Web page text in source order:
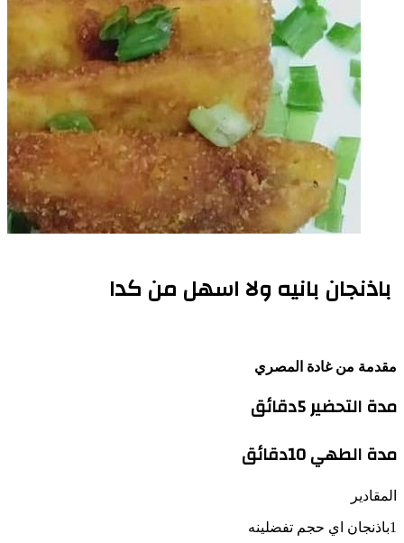
باذنجان بانيه ولا اسهل من كدا
مقدمة من غادة المصري
مدة التحضير 5دقائق
مدة الطهي 10دقائق
المقادير
1باذنجان اي حجم تفضلينه